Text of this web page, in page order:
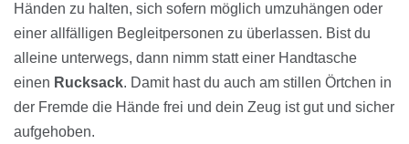
Händen zu halten, sich sofern möglich umzuhängen oder
einer allfälligen Begleitpersonen zu überlassen. Bist du
alleine unterwegs, dann nimm statt einer Handtasche
einen Rucksack. Damit hast du auch am stillen Örtchen in
der Fremde die Hände frei und dein Zeug ist gut und sicher
aufgehoben.